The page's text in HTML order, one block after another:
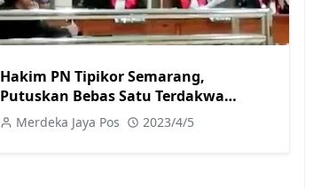
Hakim PN Tipikor Semarang,
Putuskan Bebas Satu Terdakwa
Korupsi
Merdeka Jaya Pos 2023/4/5